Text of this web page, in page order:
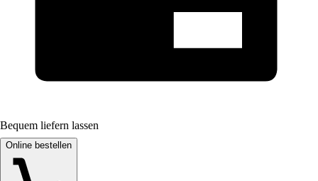
Bequem liefern lassen
Online bestellen